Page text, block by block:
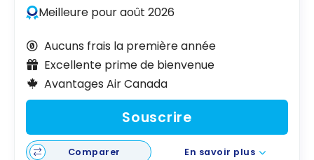
Meilleure pour août 2026
Aucuns frais la première année
Excellente prime de bienvenue
Avantages Air Canada
Souscrire
Comparer En savoir plus